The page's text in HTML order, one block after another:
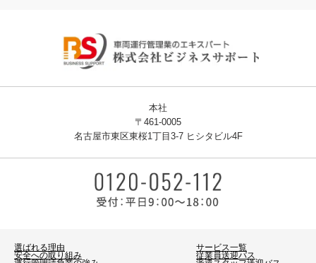
選ばれる理由
安全への取り組み
サービス一覧
従業員送迎バス
本社
〒461-0005
名古屋市東区東桜1丁目3-7 ヒシタビル4F